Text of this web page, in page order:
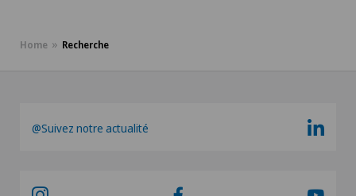
Home Recherche
@Suivez notre actualité